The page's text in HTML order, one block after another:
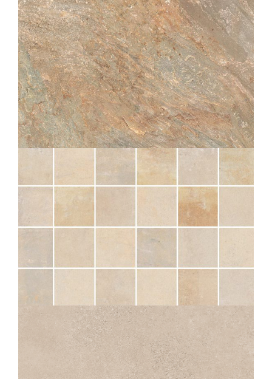
OUTDOOR PLUS 20MM
60X120 60X90 80X80 60X60 30X60
30X30
ZEPHYR
GOLD GESTRUCTUREERDE ANTI-SLIP
OUTDOOR PLUS 20MM
10X60
SÉRAC